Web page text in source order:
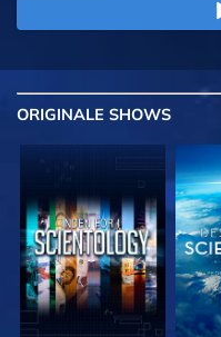
ORIGINALE SHOWS